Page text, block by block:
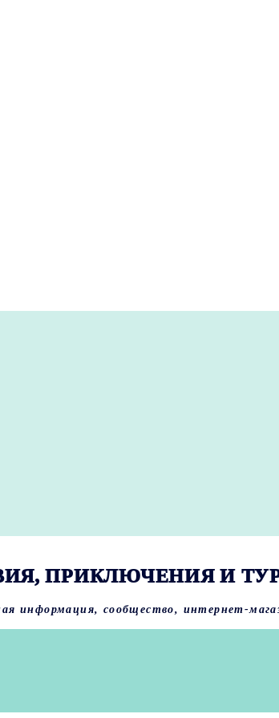
ПРИКЛЮЧЕНИЯ И
информация, сообщество, интернет-